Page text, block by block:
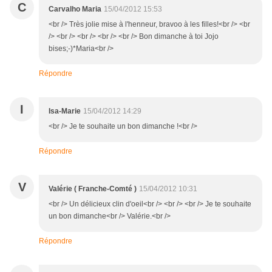
C Carvalho Maria 15/04/2012 15:53
<br /> Très jolie mise à l'henneur, bravoo à les filles!<br /> <br
/> <br /> <br /> <br /> <br /> Bon dimanche à toi Jojo
bises;-)*Maria<br />
Répondre
I Isa-Marie 15/04/2012 14:29
<br /> Je te souhaite un bon dimanche !<br />
Répondre
V Valérie ( Franche-Comté ) 15/04/2012 10:31
<br /> Un délicieux clin d'oeil<br /> <br /> <br /> Je te souhaite
un bon dimanche<br /> Valérie.<br />
Répondre